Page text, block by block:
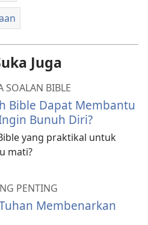
Juga
SOALAN BIBLE
Bible Dapat Membantu
Bunuh Diri?
yang praktikal untuk
mati?
PENTING
Membenarkan